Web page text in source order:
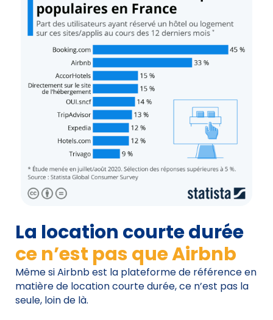
La location courte durée
ce n’est pas que Airbnb
Même si Airbnb est la plateforme de référence en
matière de location courte durée, ce n’est pas la
seule, loin de là.